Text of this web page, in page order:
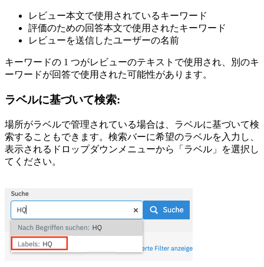
レビュー本文で使用されているキーワード
評価のための回答本文で使用されたキーワード
レビューを送信したユーザーの名前
キーワードの 1 つがレビューのテキストで使用され、別のキ
ーワードが回答で使用された可能性があります。
ラベルに基づいて検索:
場所がラベルで管理されている場合は、ラベルに基づいて検
索することもできます。検索バーに希望のラベルを入力し、
表示されるドロップダウンメニューから「ラベル」を選択し
てください。